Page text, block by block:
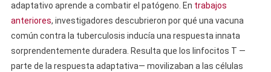
adaptativo aprende a combatir el patógeno. En trabajos
anteriores, investigadores descubrieron por qué una vacuna
común contra la tuberculosis inducía una respuesta innata
sorprendentemente duradera. Resulta que los linfocitos T —
parte de la respuesta adaptativa— movilizaban a las células